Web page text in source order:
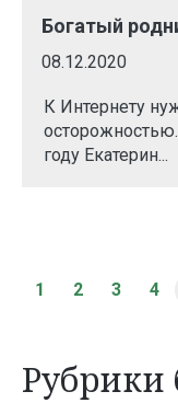
Богатый
08.12.2020
К Интернету
году Екатерин...
1 2 3 4
Рубрики